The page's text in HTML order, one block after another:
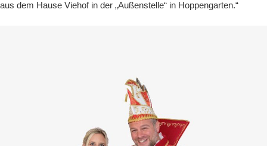
aus dem Hause Viehof in der „Außenstelle“ in Hoppengarten.“